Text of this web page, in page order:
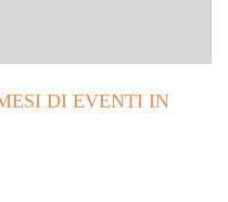
DI EVENTI IN